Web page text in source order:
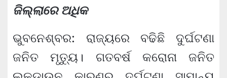
ଜିଲ୍ଲାରେ ଅଧିକ
ଭୁବନେଶ୍ବର: ରାଜ୍ୟରେ ବଢିଛି ଦୁର୍ଘଟଣା
ଜନିତ ମୃତ୍ୟୁ। ଗତବର୍ଷ କରୋନା ଜନିତ